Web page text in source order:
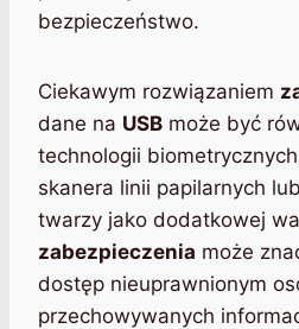
bezpieczeństwo.
Ciekawym rozwiązaniem
dane na USB może być
technologii
skanera linii papilarnych
twarzy jako dodatkowej
zabezpieczenia może
dostęp nieuprawnionym
przechowywanych